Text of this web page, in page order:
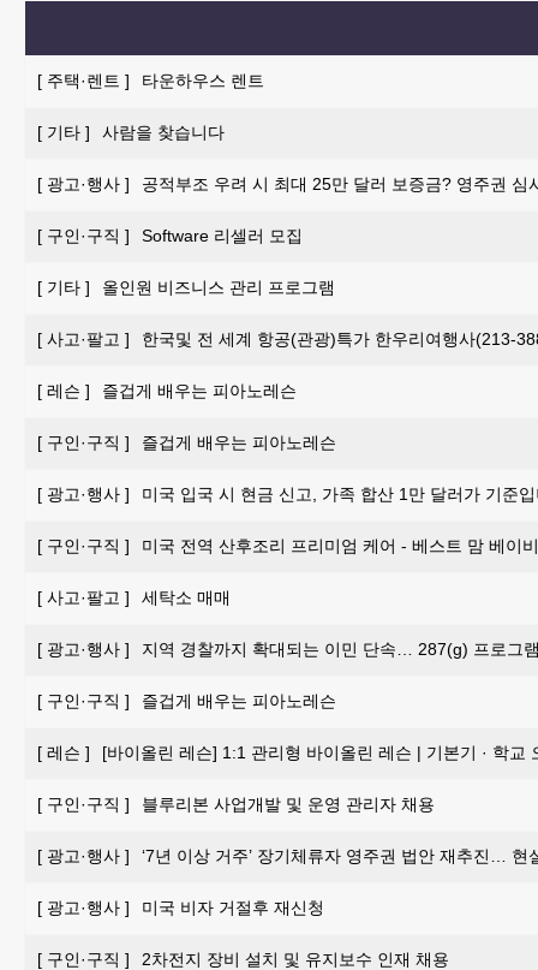
[ 주택·렌트 ] 타운하우스 렌트
[ 기타 ] 사람을 찾습니다
[ 광고·행사 ] 공적부조 우려 시 최대 25만 달러 보증금? 영주권 심
[ 구인·구직 ] Software 리셀러 모집
[ 기타 ] 올인원 비즈니스 관리 프로그램
[ 사고·팔고 ] 한국및 전 세계 항공(관광)특가 한우리여행사(213-
[ 레슨 ] 즐겁게 배우는 피아노레슨
[ 구인·구직 ] 즐겁게 배우는 피아노레슨
[ 광고·행사 ] 미국 입국 시 현금 신고, 가족 합산 1만 달러가 기준
[ 구인·구직 ] 미국 전역 산후조리 프리미엄 케어 - 베스트 맘 베이
[ 사고·팔고 ] 세탁소 매매
[ 광고·행사 ] 지역 경찰까지 확대되는 이민 단속… 287(g) 프로그
[ 구인·구직 ] 즐겁게 배우는 피아노레슨
[ 레슨 ] [바이올린 레슨] 1:1 관리형 바이올린 레슨 | 기본기 · 학
[ 구인·구직 ] 블루리본 사업개발 및 운영 관리자 채용
[ 광고·행사 ] ‘7년 이상 거주’ 장기체류자 영주권 법안 재추진… 현
[ 광고·행사 ] 미국 비자 거절후 재신청
[ 구인·구직 ] 2차전지 장비 설치 및 유지보수 인재 채용